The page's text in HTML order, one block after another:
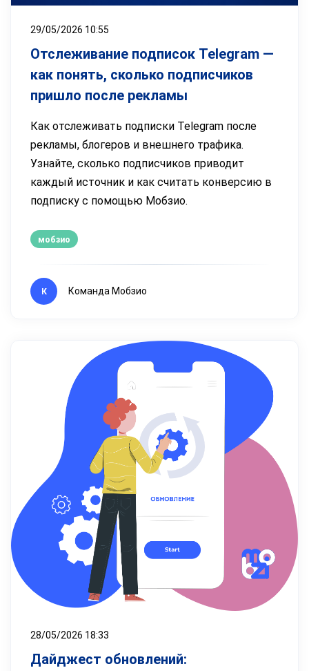
29/05/2026 10:55
Отслеживание подписок Telegram —
как понять, сколько подписчиков
пришло после рекламы
Как отслеживать подписки Telegram после
рекламы, блогеров и внешнего трафика.
Узнайте, сколько подписчиков приводит
каждый источник и как считать конверсию в
подписку с помощью Мобзио.
мобзио
К Команда Мобзио
28/05/2026 18:33
Дайджест обновлений: